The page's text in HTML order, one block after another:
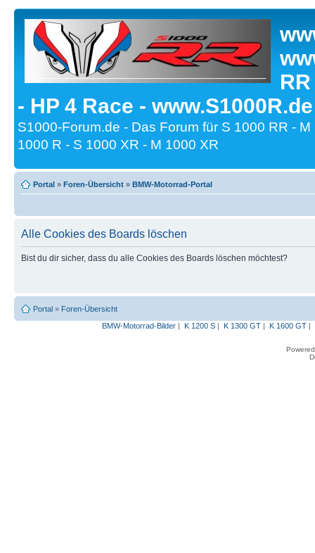
- HP 4 Race -
S1000-Forum.de - Das Forum für S 1000 RR -
1000 R - S 1000 XR - M 1000 XR
Portal » Foren-Übersicht » BMW-Motorrad-Portal
Alle Cookies des Boards löschen
Bist du dir sicher, dass du alle Cookies des Boards löschen möchtest?
Portal » Foren-Übersicht
BMW-Motorrad-Bilder| K 1200 S| K 1300 GT| K 1600 GT|